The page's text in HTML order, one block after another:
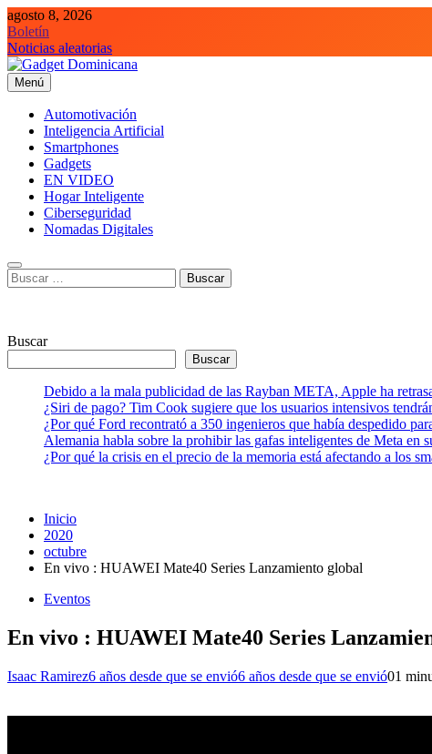
Saltar
al
contenido
agosto 8, 2026
Boletín
Noticias aleatorias
Gadget Dominicana
Gadgets, Autos y Tecnología de consumo
Menú
Automotivación
Inteligencia Artificial
Smartphones
Gadgets
EN VIDEO
Hogar Inteligente
Ciberseguridad
Nomadas Digitales
Buscar:
Buscar
Buscar
Debido a la mala publicidad de las Rayban META, Apple ha
¿Siri de pago? Tim Cook sugiere que los usuarios intensivos
¿Por qué Ford recontrató a 350 ingenieros que había despedido
Alemania habla sobre la prohibir las gafas inteligentes de Meta en
¿Por qué la crisis en el precio de la memoria está afectando a los
Inicio
2020
octubre
En vivo : HUAWEI Mate40 Series Lanzamiento global
Eventos
En vivo : HUAWEI Mate40 Series
Isaac Ramirez6 años desde que se envió6 años desde que se envió01